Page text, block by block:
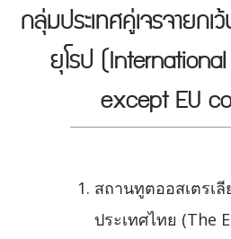
กลุ่มประเทศคู่เจรจายกเ
ยุโรป
except EU
สถานทูตออสเตรเลี
ประเทศไทย (The